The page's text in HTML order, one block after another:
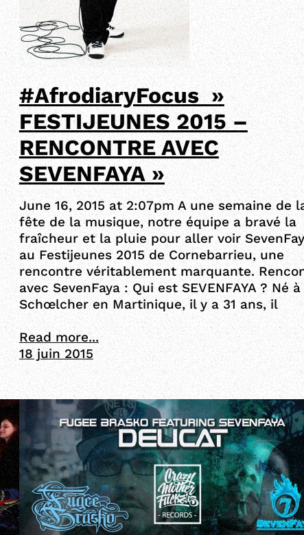
#AfrodiaryFocus »
FESTIJEUNES 2015 –
RENCONTRE AVEC
SEVENFAYA »
June 16, 2015 at 2:07pm A une semaine de
fête de la musique, notre équipe a bravé la
fraîcheur et la pluie pour aller voir
au Festijeunes 2015 de Cornebarrieu, une
rencontre véritablement marquante.
avec SevenFaya : Qui est SEVENFAYA ? Né à
Schœlcher en Martinique, il y a 31 ans, il
Read more...
18 juin 2015